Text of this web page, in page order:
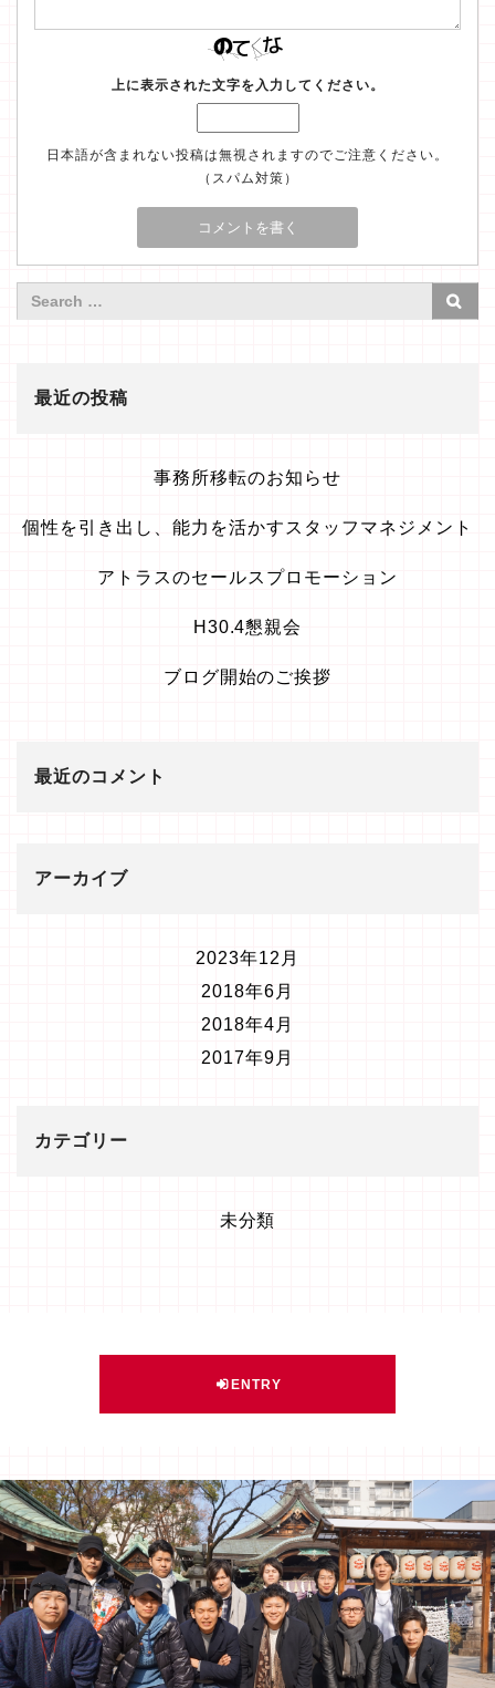
上に表示された文字を入力してください。
日本語が含まれない投稿は無視されますのでご注意ください。
（スパム対策）
最近の投稿
事務所移転のお知らせ
個性を引き出し、能力を活かすスタッフマネジメント
アトラスのセールスプロモーション
H30.4懇親会
ブログ開始のご挨拶
最近のコメント
アーカイブ
2023年12月
2018年6月
2018年4月
2017年9月
カテゴリー
未分類
ENTRY